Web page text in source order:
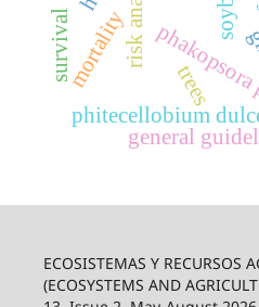
phitecellobium
trees
mortality
survival
general
ECOSISTEMAS Y RECURSOS
(ECOSYSTEMS AND